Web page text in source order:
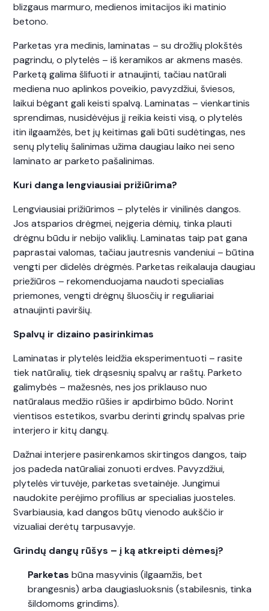
blizgaus marmuro, medienos imitacijos iki matinio
betono.
Parketas yra medinis, laminatas – su drožlių plokštės
pagrindu, o plytelės – iš keramikos ar akmens masės.
Parketą galima šlifuoti ir atnaujinti, tačiau natūrali
mediena nuo aplinkos poveikio, pavyzdžiui, šviesos,
laikui bėgant gali keisti spalvą. Laminatas – vienkartinis
sprendimas, nusidėvėjus jį reikia keisti visą, o plytelės
itin ilgaamžės, bet jų keitimas gali būti sudėtingas, nes
senų plytelių šalinimas užima daugiau laiko nei seno
laminato ar parketo pašalinimas.
Kuri danga lengviausiai prižiūrima?
Lengviausiai prižiūrimos – plytelės ir vinilinės dangos.
Jos atsparios drėgmei, neįgeria dėmių, tinka plauti
drėgnu būdu ir nebijo valiklių. Laminatas taip pat gana
paprastai valomas, tačiau jautresnis vandeniui – būtina
vengti per didelės drėgmės. Parketas reikalauja daugiau
priežiūros – rekomenduojama naudoti specialias
priemones, vengti drėgnų šluosčių ir reguliariai
atnaujinti paviršių.
Spalvų ir dizaino pasirinkimas
Laminatas ir plytelės leidžia eksperimentuoti – rasite
tiek natūralių, tiek drąsesnių spalvų ar raštų. Parketo
galimybės – mažesnės, nes jos priklauso nuo
natūralaus medžio rūšies ir apdirbimo būdo. Norint
vientisos estetikos, svarbu derinti grindų spalvas prie
interjero ir kitų dangų.
Dažnai interjere pasirenkamos skirtingos dangos, taip
jos padeda natūraliai zonuoti erdves. Pavyzdžiui,
plytelės virtuvėje, parketas svetainėje. Jungimui
naudokite perėjimo profilius ar specialias juosteles.
Svarbiausia, kad dangos būtų vienodo aukščio ir
vizualiai derėtų tarpusavyje.
Grindų dangų rūšys – į ką atkreipti dėmesį?
Parketas būna masyvinis (ilgaamžis, bet
brangesnis) arba daugiasluoksnis (stabilesnis, tinka
šildomoms grindims).